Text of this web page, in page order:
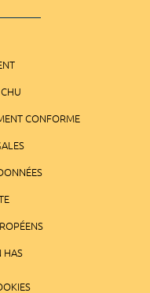
CONFORME
HAS